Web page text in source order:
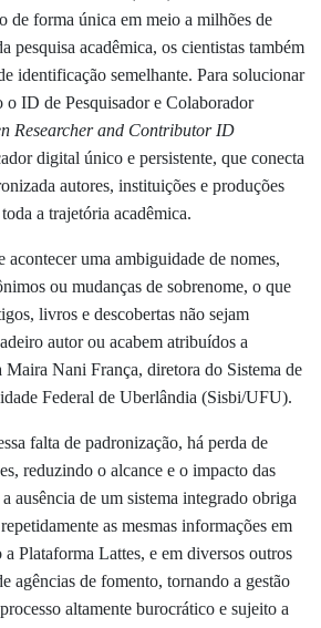
de forma única em meio a milhões de
pesquisa acadêmica, os cientistas também
identificação semelhante. Para solucionar
o ID de Pesquisador e Colaborador
Researcher and Contributor ID
digital único e persistente, que conecta
autores, instituições e produções
a trajetória acadêmica.
acontecer uma ambiguidade de nomes,
ou mudanças de sobrenome, o que
livros e descobertas não sejam
autor ou acabem atribuídos a
Nani França, diretora do Sistema de
Federal de Uberlândia (Sisbi/UFU).
falta de padronização, há perda de
reduzindo o alcance e o impacto das
ausência de um sistema integrado obriga
as mesmas informações em
Plataforma Lattes, e em diversos outros
agências de fomento, tornando a gestão
altamente burocrático e sujeito a